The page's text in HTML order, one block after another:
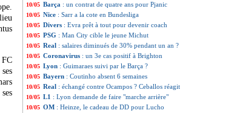
10/05 Barça : un contrat de quatre ans pour Pjanic
10/05 Nice : Sarr a la cote en Bundesliga
10/05 Divers : Evra prêt à tout pour devenir coach
10/05 PSG : Man City cible le jeune Michut
10/05 Real : salaires diminués de 30% pendant un an ?
10/05 Coronavirus : un 3e cas positif à Brighton
10/05 Lyon : Guimaraes suivi par le Barça ?
10/05 Bayern : Coutinho absent 6 semaines
10/05 Real : échangé contre Ocampos ? Ceballos réagit
10/05 L1 : Lyon demande de faire "marche arrière"
10/05 OM : Heinze, le cadeau de DD pour Lucho